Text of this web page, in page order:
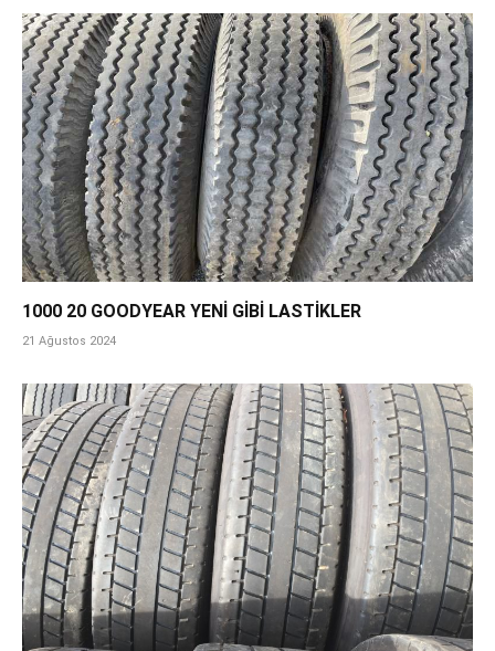
1000 20 GOODYEAR YENİ GİBİ LASTİKLER
21 Ağustos 2024